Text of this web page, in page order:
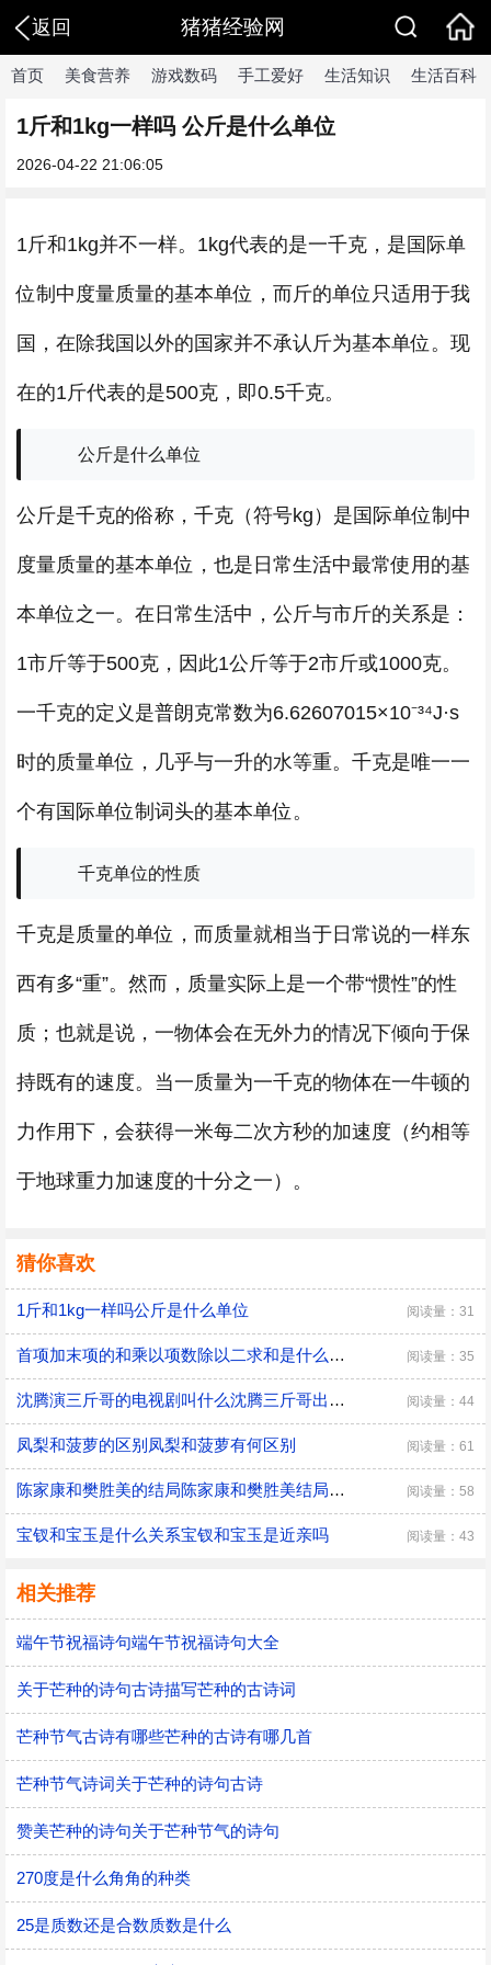
返回 猪猪经验网
首页 美食营养 游戏数码 手工爱好 生活知识 生活百科
1斤和1kg一样吗 公斤是什么单位
2026-04-22 21:06:05
1斤和1kg并不一样。1kg代表的是一千克，是国际单
位制中度量质量的基本单位，而斤的单位只适用于我
国，在除我国以外的国家并不承认斤为基本单位。现
在的1斤代表的是500克，即0.5千克。
公斤是什么单位
公斤是千克的俗称，千克（符号kg）是国际单位制中
度量质量的基本单位，也是日常生活中最常使用的基
本单位之一。在日常生活中，公斤与市斤的关系是：
1市斤等于500克，因此1公斤等于2市斤或1000克。
一千克的定义是普朗克常数为6.62607015×10⁻³⁴J·s
时的质量单位，几乎与一升的水等重。千克是唯一一
个有国际单位制词头的基本单位。
千克单位的性质
千克是质量的单位，而质量就相当于日常说的一样东
西有多“重”。然而，质量实际上是一个带“惯性”的性
质；也就是说，一物体会在无外力的情况下倾向于保
持既有的速度。当一质量为一千克的物体在一牛顿的
力作用下，会获得一米每二次方秒的加速度（约相等
于地球重力加速度的十分之一）。
猜你喜欢
1斤和1kg一样吗公斤是什么单位 阅读量：31
首项加末项的和乘以项数除以二求和是什么意思首项加末项的和乘以项数除以二求和是什么公式 阅读量：35
沈腾演三斤哥的电视剧叫什么沈腾三斤哥出自哪部影视剧 阅读量：44
凤梨和菠萝的区别凤梨和菠萝有何区别 阅读量：61
陈家康和樊胜美的结局陈家康和樊胜美结局在一起吗 阅读量：58
宝钗和宝玉是什么关系宝钗和宝玉是近亲吗 阅读量：43
相关推荐
端午节祝福诗句端午节祝福诗句大全
关于芒种的诗句古诗描写芒种的古诗词
芒种节气古诗有哪些芒种的古诗有哪几首
芒种节气诗词关于芒种的诗句古诗
赞美芒种的诗句关于芒种节气的诗句
270度是什么角角的种类
25是质数还是合数质数是什么